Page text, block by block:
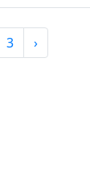
3 ›